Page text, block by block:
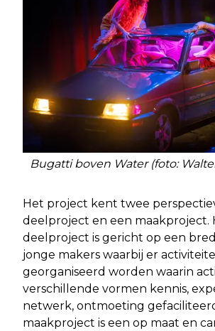
Bugatti boven Water (foto:
Het project kent twee
deelproject en een maakproject.
deelproject is gericht op een
jonge makers waarbij er
georganiseerd worden waarin
verschillende vormen kennis,
netwerk, ontmoeting
maakproject is een op maat en